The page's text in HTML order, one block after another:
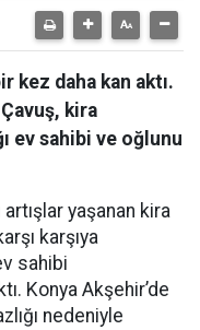
kez daha kan aktı.
kira
ev sahibi ve oğlunu
yaşanan kira
karşıya
sahibi
Konya Akşehir’de
nedeniyle